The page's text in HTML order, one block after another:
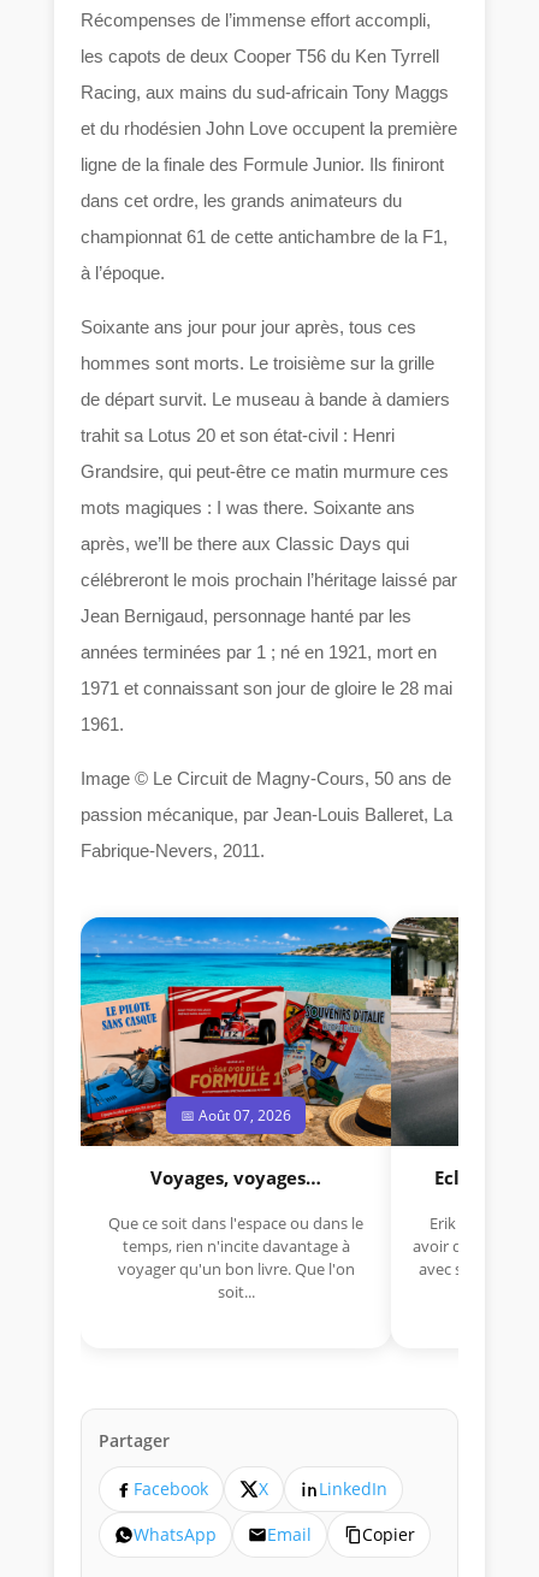
Récompenses de l’immense effort accompli,
les capots de deux Cooper T56 du Ken Tyrrell
Racing, aux mains du sud-africain Tony Maggs
et du rhodésien John Love occupent la première
ligne de la finale des Formule Junior. Ils finiront
dans cet ordre, les grands animateurs du
championnat 61 de cette antichambre de la F1,
à l’époque.
Soixante ans jour pour jour après, tous ces
hommes sont morts. Le troisième sur la grille
de départ survit. Le museau à bande à damiers
trahit sa Lotus 20 et son état-civil : Henri
Grandsire, qui peut-être ce matin murmure ces
mots magiques : I was there. Soixante ans
après, we’ll be there aux Classic Days qui
célébreront le mois prochain l’héritage laissé par
Jean Bernigaud, personnage hanté par les
années terminées par 1 ; né en 1921, mort en
1971 et connaissant son jour de gloire le 28 mai
1961.
Image © Le Circuit de Magny-Cours, 50 ans de
passion mécanique, par Jean-Louis Balleret, La
Fabrique-Nevers, 2011.
📅 Août 07, 2026
Voyages, voyages…
Que ce soit dans l'espace ou dans le
temps, rien n'incite davantage à
voyager qu'un bon livre. Que l'on
soit...
Eclectica
Erik Comas,
avoir déjà
avec sa Lancia
Partager
Facebook X
LinkedIn
WhatsApp
Email Copier